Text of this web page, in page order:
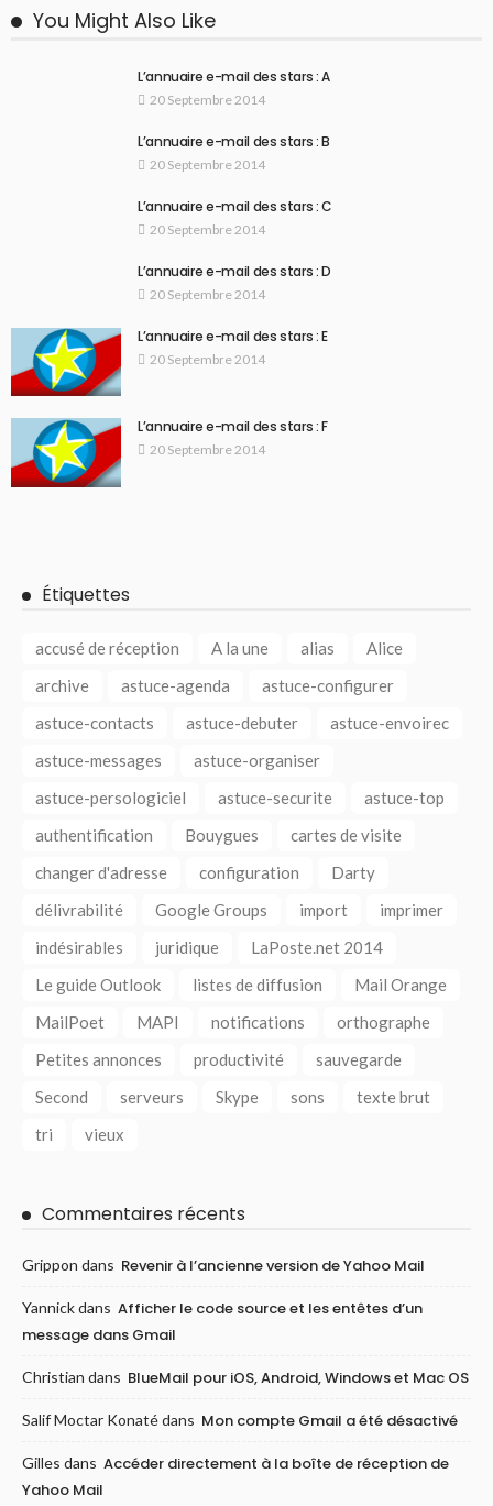
You Might Also Like
L’annuaire e-mail des stars : A
20 Septembre 2014
L’annuaire e-mail des stars : B
20 Septembre 2014
L’annuaire e-mail des stars : C
20 Septembre 2014
L’annuaire e-mail des stars : D
20 Septembre 2014
L’annuaire e-mail des stars : E
20 Septembre 2014
L’annuaire e-mail des stars : F
20 Septembre 2014
Étiquettes
accusé de réception A la une alias
Alice
archive
astuce-agenda
astuce-configurer
astuce-contacts
astuce-debuter
astuce-envoirec
astuce-messages
astuce-organiser
astuce-persologiciel
astuce-securite
astuce-top
authentification
Bouygues
cartes de visite
changer d'adresse
configuration
Darty
délivrabilité
Google Groups import
imprimer
indésirables
juridique
LaPoste.net 2014
Le guide Outlook
listes de diffusion
Mail Orange
MailPoet
MAPI notifications
orthographe
Petites annonces
productivité
sauvegarde
Second
serveurs Skype sons
texte brut
tri
vieux
Commentaires récents
Grippon dans Revenir à l’ancienne version de Yahoo Mail
Yannickdans Afficher le code source et les entêtes d’un
message dans Gmail
Christian dans BlueMail pour iOS, Android, Windows et Mac OS
Salif Moctar Konatédans Mon compte Gmail a été désactivé
Gilles dans Accéder directement à la boîte de réception de
Yahoo Mail